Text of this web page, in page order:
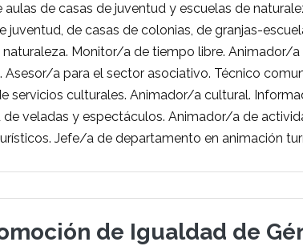
aulas de casas de juventud y escuelas de
juventud, de casas de colonias, de granjas-
naturaleza. Monitor/a de tiempo libre. Animador/
Asesor/a para el sector asociativo. Técnico
servicios culturales. Animador/a cultural.
veladas y espectáculos. Animador/a de
Jefe/a de departamento en animación
de Igualdad de